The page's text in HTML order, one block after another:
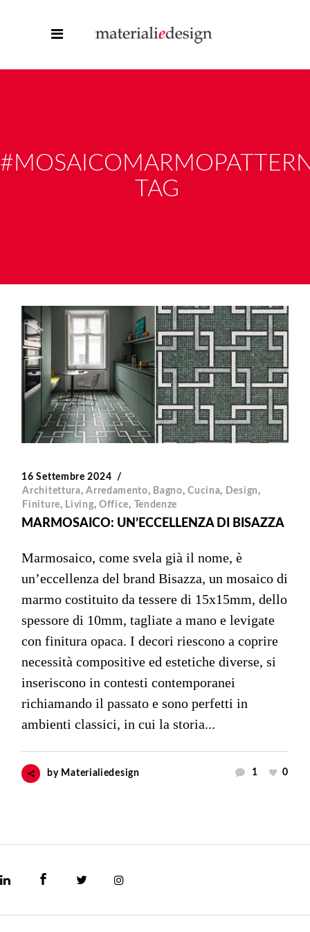
TAG
16 Settembre 2024
Architettura,Arredamento, Bagno,Cucina, Design,
Finiture, Living, Office, Tendenze
MARMOSAICO: UN’ECCELLENZA DI BISAZZA
Marmosaico, come svela già il nome, è
un’eccellenza del brand Bisazza, un mosaico di
marmo costituito da tessere di 15x15mm, dello
spessore di 10mm, tagliate a mano e levigate
con finitura opaca. I decori riescono a coprire
necessità compositive ed estetiche diverse, si
inseriscono in contesti contemporanei
richiamando il passato e sono perfetti in
ambienti classici, in cui la storia...
by Materialiedesign 1 0